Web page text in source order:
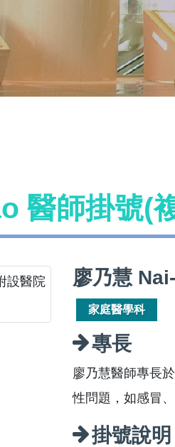
醫師掛號(
廖乃慧
家庭醫學科
專長
廖乃慧醫師專長
性問題，如感冒
掛號說明